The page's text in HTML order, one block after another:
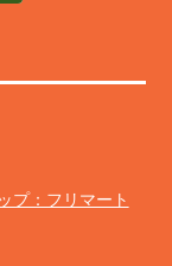
プ：フリマート